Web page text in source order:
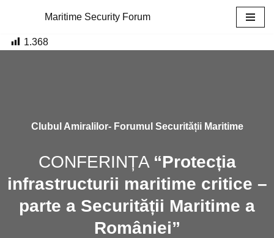
la
Maritime Security Forum
1.368
Clubul Amiralilor- Forumul Securității Maritime
CONFERINȚA “Protecția
infrastructurii maritime critice –
parte a Securității Maritime a
României”